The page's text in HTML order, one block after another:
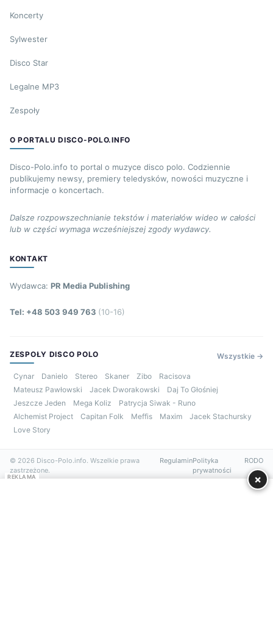
Koncerty
Sylwester
Disco Star
Legalne MP3
Zespoły
O PORTALU DISCO-POLO.INFO
Disco-Polo.info to portal o muzyce disco polo. Codziennie
publikujemy newsy, premiery teledysków, nowości muzyczne i
informacje o koncertach.
Dalsze rozpowszechnianie tekstów i materiałów wideo w całości
lub w części wymaga wcześniejszej zgody wydawcy.
KONTAKT
Wydawca: PR Media Publishing
Tel: +48 503 949 763 (10-16)
ZESPOŁY DISCO POLO Wszystkie →
Cynar Danielo Stereo Skaner Zibo
Racisova
Mateusz Pawłowski
Jacek Dworakowski
Daj To Głośniej
Jeszcze Jeden
Mega Koliz
Patrycja Siwak - Runo
Alchemist Project
Capitan Folk Meffis Maxim
Jacek Stachursky
Love Story
© 2026 Disco-Polo.info. Wszelkie prawa
zastrzeżone.
RegulaminPolityka
prywatności
RODO
REKLAMA ×